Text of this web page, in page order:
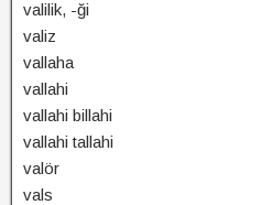
valilik, -ği
valiz
vallaha
vallahi
vallahi billahi
vallahi tallahi
valör
vals